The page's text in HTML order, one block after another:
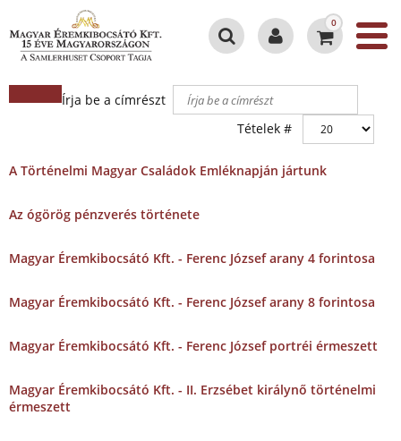
0
Írja be a címrészt
Tételek #
A Történelmi Magyar Családok Emléknapján jártunk
Az ógörög pénzverés története
Magyar Éremkibocsátó Kft. - Ferenc József arany 4 forintosa
Magyar Éremkibocsátó Kft. - Ferenc József arany 8 forintosa
Magyar Éremkibocsátó Kft. - Ferenc József portréi érmeszett
Magyar Éremkibocsátó Kft. - II. Erzsébet királynő történelmi
érmeszett